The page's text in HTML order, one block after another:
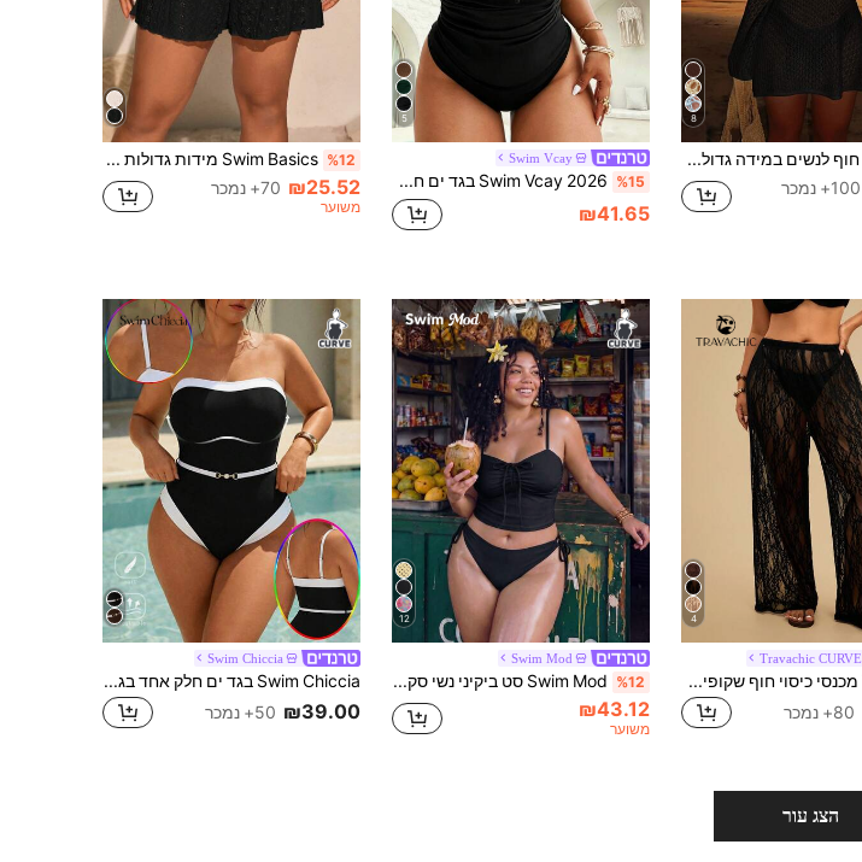
8
כיסוי חוף לנשים במידה גדולה עם שרוול ארוך וסריגת קרושה חלולה, סגנון בוהמי אלגנטי לחופשת חוף, תלבושת קיץ שחורה
100+ נמכר
5
Swim Vcay
%15 Swim Vcay 2026 בגד ים חתיכה אחת עם גימור כוכבי ים, אופנת חוף לנשים במידות גדולות, עם קפלים ורצועות להסרה
₪41.65
%12 Swim Basics מידות גדולות נשים בד אקארד קז'ואל חופשה שיפון כיסוי
₪25.52 70+ נמכר
משוער
4
Travachic CURVE
Travachic מכנסי כיסוי חוף שקופים תחרה בצבע אחיד לנשים מידות גדולות, קז'ואל, חופשה, בגדי חופשה נשים, חופשה, בגדי חופשה קיץ, בגדי חופשה לנשים, חופשה
80+ נמכר
12
Swim Mod
%12 Swim Mod סט ביקיני נשי סקסי ואלגנטי במידה גדולה, 2 חלקים, עם רצועות ספגטי, חלק עליון עם קפלים, שרוך וסרט, בשילוב חלק תחתון עם קשירה צדדית מתכווננת, מתאים לקיץ, חוף, פנאי וחופשה
₪43.12
משוער
Swim Chiccia
Swim Chiccia בגד ים חלק אחד בגזרה שחורה ולבנה עם טלאים לנשים במידות גדולות, מינימליסטי ואלגנטי
₪39.00 50+ נמכר
הצג עור